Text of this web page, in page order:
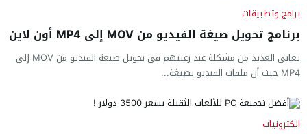
برامج وتطبيقات
برنامج تحويل صيغة الفيديو من MOV إلى MP4 أون لاين
يعاني العديد من مشكلة عند رغبتهم في تحويل صيغة الفيديو من MOV إلى
MP4 حيث أن ملفات الفيديو بصيغة...
الكترونيات